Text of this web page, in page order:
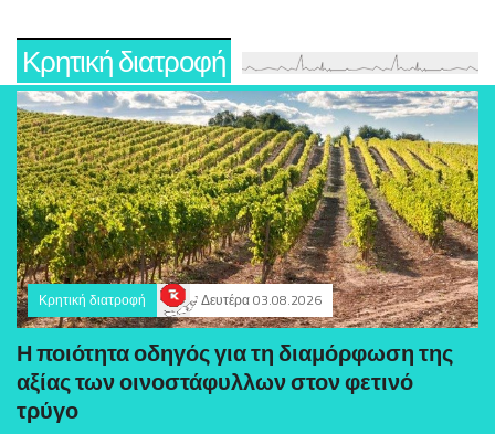
Κρητική διατροφή
Κρητική διατροφή Δευτέρα 03.08.2026
Η ποιότητα οδηγός για τη διαμόρφωση της
αξίας των οινοστάφυλλων στον φετινό
τρύγο